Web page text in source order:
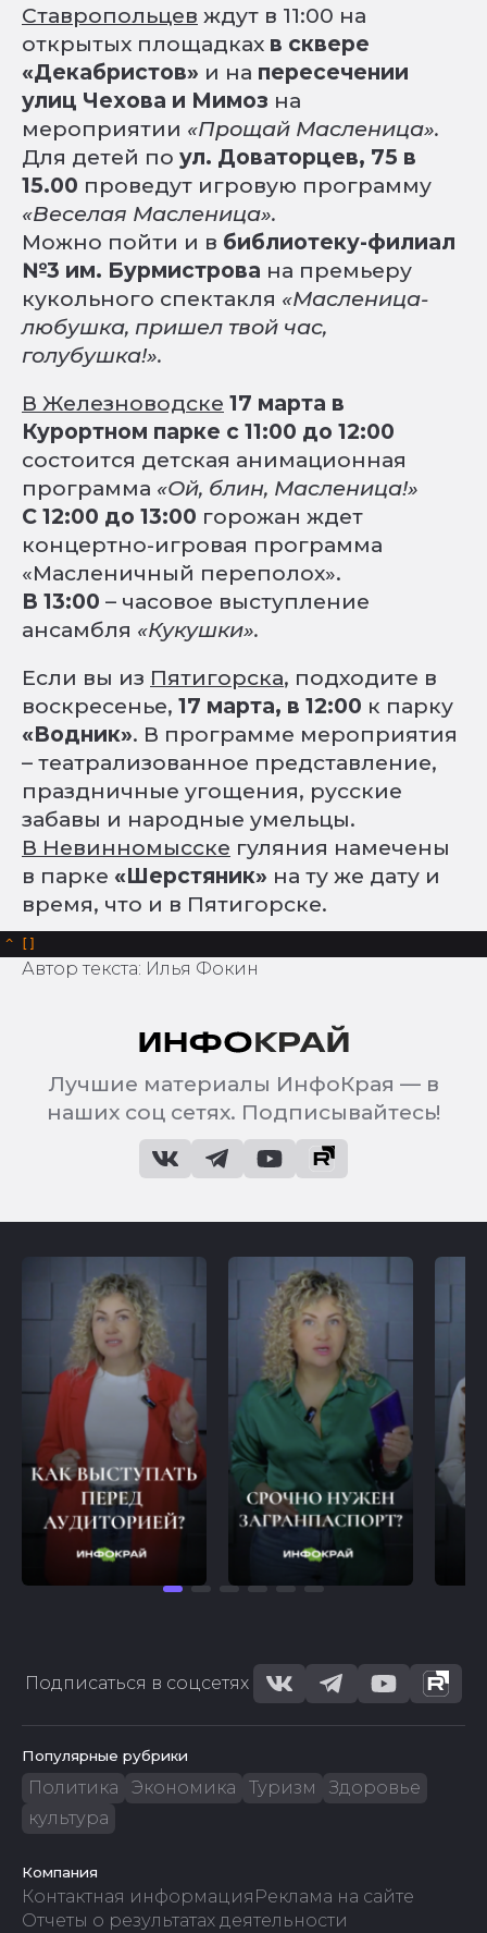
Ставропольцев ждут в 11:00 на
открытых площадках в сквере
«Декабристов» и на пересечении
улиц Чехова и Мимоз на
мероприятии «Прощай Масленица».
Для детей по ул. Доваторцев, 75 в
15.00 проведут игровую программу
«Веселая Масленица».
Можно пойти и в библиотеку-филиал
№3 им. Бурмистрова на премьеру
кукольного спектакля «Масленица-
любушка, пришел твой час,
голубушка!».
В Железноводске 17 марта в
Курортном парке с 11:00 до 12:00
состоится детская анимационная
программа «Ой, блин, Масленица!»
С 12:00 до 13:00 горожан ждет
концертно-игровая программа
«Масленичный переполох».
В 13:00 – часовое выступление
ансамбля «Кукушки».
Если вы из Пятигорска, подходите в
воскресенье, 17 марта, в 12:00 к парку
«Водник». В программе мероприятия
– театрализованное представление,
праздничные угощения, русские
забавы и народные умельцы.
В Невинномысске гуляния намечены
в парке «Шерстяник» на ту же дату и
время, что и в Пятигорске.
^
Автор текста: Илья Фокин
Лучшие материалы ИнфоКрая — в
наших соц сетях. Подписывайтесь!
Подписаться в соцсетях
Популярные рубрики
Политика Экономика Туризм
Здоровье
культура
Компания
Контактная информация Реклама на сайте
Отчеты о результатах деятельности